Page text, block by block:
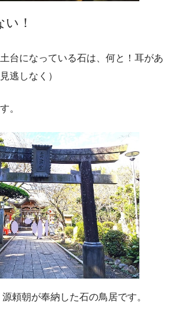
！
台になっている石は、何と！耳があ
逃しなく）
。
頼朝が奉納した石の鳥居です。